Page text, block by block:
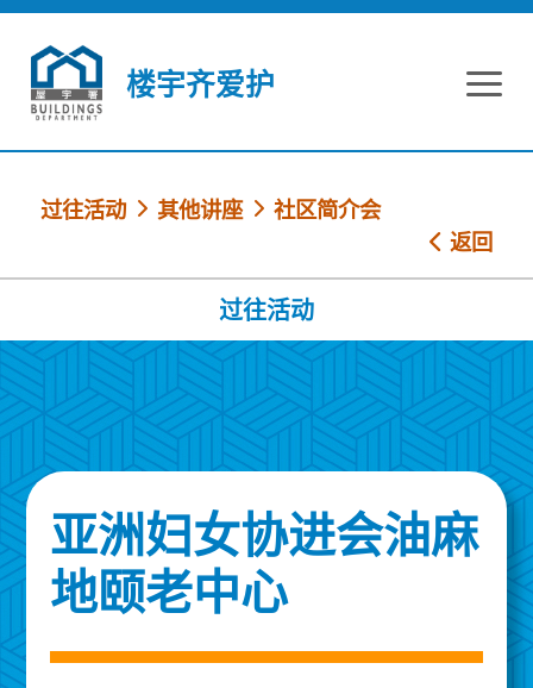
跳到内容
楼宇齐爱护
过往活动 其他讲座
社区简介会
返回
过往活动
亚洲妇女协进会油麻
地颐老中心